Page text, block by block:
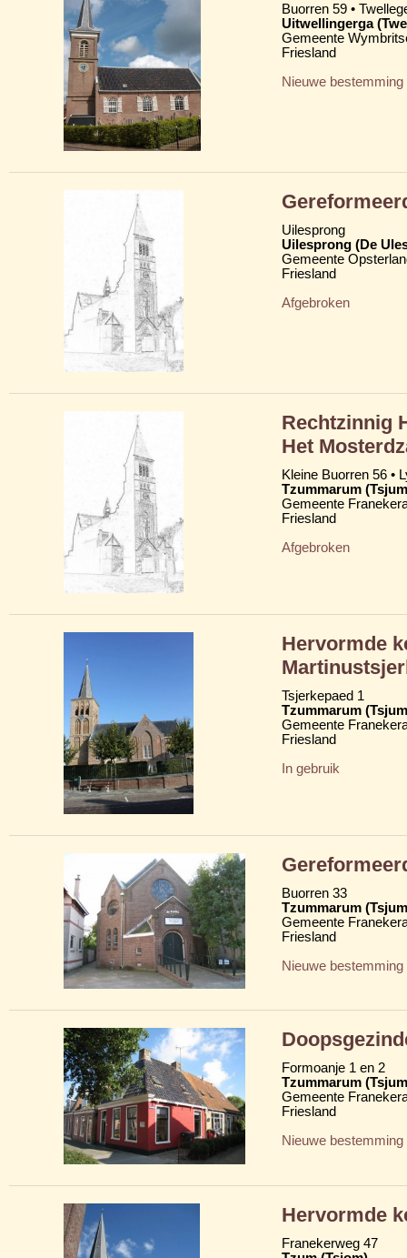
Buorren 59 •
Uitwellingerga
Gemeente
Friesland
Nieuwe bestemming
Uilesprong
Uilesprong (De
Gemeente
Friesland
Afgebroken
Rechtzinnig
Het
Kleine Buorren 56 •
Tzummarum
Gemeente
Friesland
Afgebroken
Hervormde
Tsjerkepaed 1
Tzummarum
Gemeente
Friesland
In gebruik
Buorren 33
Tzummarum
Gemeente
Friesland
Nieuwe bestemming
Formoanje 1 en 2
Tzummarum
Gemeente
Friesland
Nieuwe bestemming
Hervormde
Franekerweg 47